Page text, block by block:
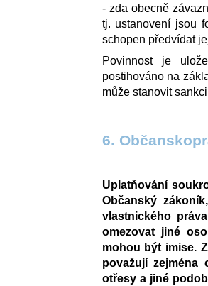
- zda obecně
tj. ustanovení jsou
schopen předvídat
Povinnost je
postihováno na
může stanovit
6.
Uplatňování
Občanský
vlastnického
omezovat jiné
mohou být imise.
považují zejména
otřesy a jiné